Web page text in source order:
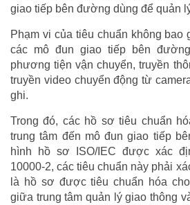
giao tiếp bên đường dùng để quản
Phạm vi của tiêu chuẩn không bao
các mô đun giao tiếp bên
phương tiện vận chuyển, truyền
truyền video chuyển động từ
ghi.
Trong đó, các hồ sơ tiêu chuẩn
trung tâm đến mô đun giao tiếp
hình hồ sơ ISO/IEC được xác
10000-2, các tiêu chuẩn này phải
là hồ sơ được tiêu chuẩn hóa
giữa trung tâm quản lý giao thông